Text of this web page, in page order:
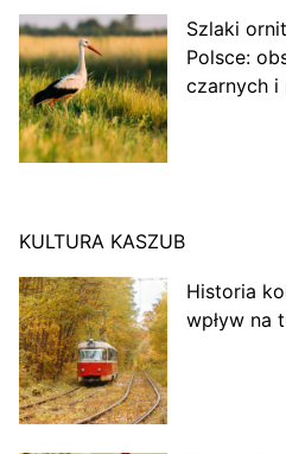
Szlaki
Polsce:
czarnych i
KULTURA KASZUB
Historia
wpływ na